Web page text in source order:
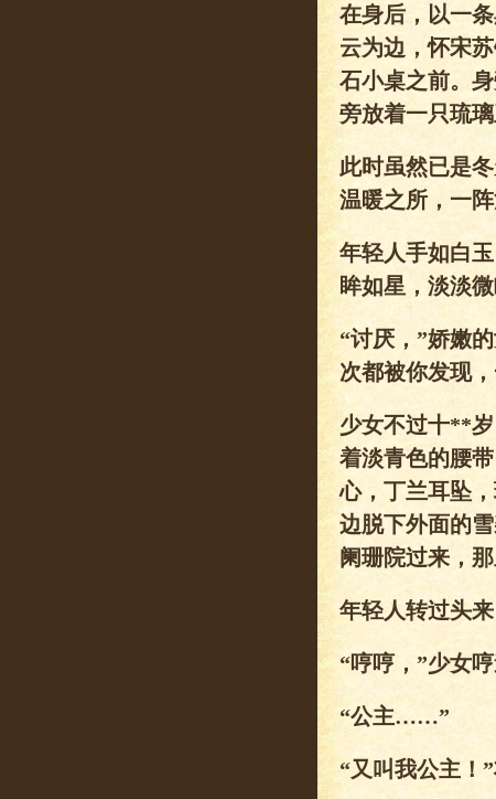
在身后，以一
云为边，怀宋
石小桌之前。
旁放着一只琉
此时虽然已是
温暖之所，一
年轻人手如白
眸如星，淡淡
“讨厌，”娇嫩
次都被你发现
少女不过十**
着淡青色的腰
心，丁兰耳坠
边脱下外面的
阑珊院过来，
年轻人转过头
“哼哼，”少女
“公主……”
“又叫我公主！